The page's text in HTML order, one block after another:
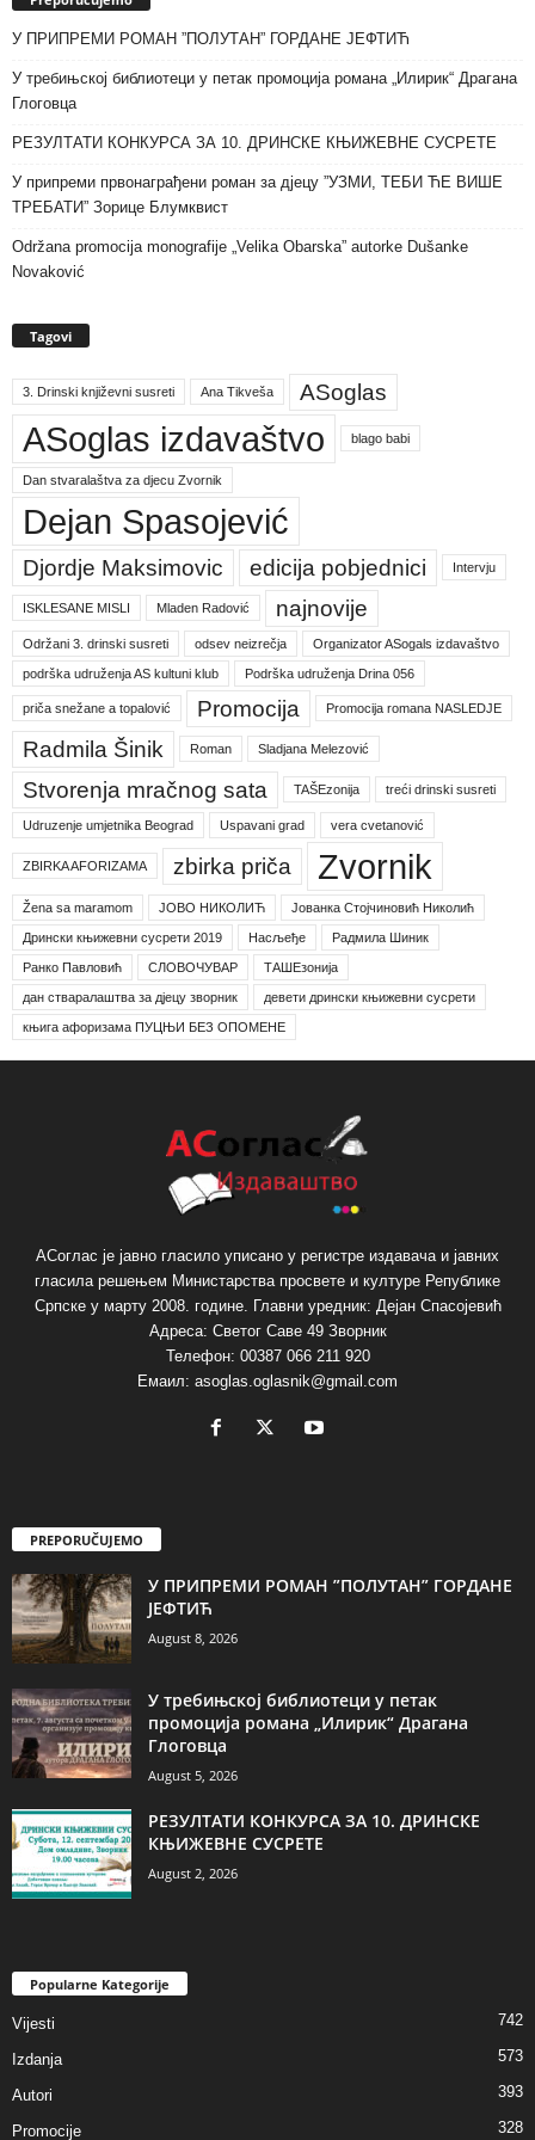
У ПРИПРЕМИ РОМАН ”ПОЛУТАН” ГОРДАНЕ ЈЕФТИЋ
У требињској библиотеци у петак промоција романа „Илирик“ Драгана
Глоговца
РЕЗУЛТАТИ КОНКУРСА ЗА 10. ДРИНСКЕ КЊИЖЕВНЕ СУСРЕТЕ
У припреми првонаграђени роман за дјецу ”УЗМИ, ТЕБИ ЋЕ ВИШЕ
ТРЕБАТИ” Зорице Блумквист
Održana promocija monografije „Velika Obarska” autorke Dušanke
Novaković
Tagovi
3. Drinski književni susreti Ana Tikveša ASoglas
ASoglas izdavaštvo blago babi
Dan stvaralaštva za djecu Zvornik
Dejan Spasojević
Djordje Maksimovic edicija pobjednici Intervju
ISKLESANE MISLI Mladen Radović najnovije
Održani 3. drinski susreti odsev neizrečja Organizator ASogals izdavaštvo
podrška udruženja AS kultuni klub Podrška udruženja Drina 056
priča snežane a topalović Promocija Promocija romana NASLEDJE
Radmila Šinik Roman Sladjana Melezović
Stvorenja mračnog sata TAŠEzonija treći drinski susreti
Udruzenje umjetnika Beograd Uspavani grad vera cvetanović
ZBIRKA AFORIZAMA zbirka priča Zvornik
Žena sa maramom ЈОВО НИКОЛИЋ Јованка Стојчиновић Николић
Дрински књижевни сусрети 2019 Насљеђе Радмила Шиник
Ранко Павловић СЛОВОЧУВАР ТАШЕзонија
дан стваралаштва за дјецу зворник девети дрински књижевни сусрети
књига афоризама ПУЦЊИ БЕЗ ОПОМЕНЕ
АСоглас је јавно гласило уписано у регистре издавача и јавних
гласила решењем Министарства просвете и културе Републике
Српске у марту 2008. године. Главни уредник: Дејан Спасојевић
Адреса: Светог Саве 49 Зворник
Телефон: 00387 066 211 920
Емаил: asoglas.oglasnik@gmail.com
PREPORUČUJEMO
У ПРИПРЕМИ РОМАН ”ПОЛУТАН” ГОРДАНЕ
ЈЕФТИЋ
August 8, 2026
У требињској библиотеци у петак
промоција романа „Илирик“ Драгана
Глоговца
August 5, 2026
РЕЗУЛТАТИ КОНКУРСА ЗА 10. ДРИНСКЕ
КЊИЖЕВНЕ СУСРЕТЕ
August 2, 2026
Popularne Kategorije
Vijesti 742
Izdanja 573
Autori 393
Promocije 328